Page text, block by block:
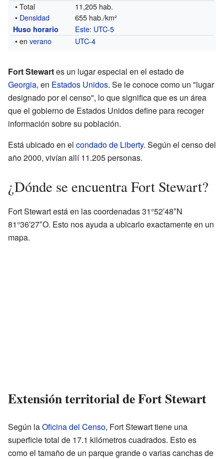
• Total
11,205 hab.
• Densidad 655 hab./km²
Huso horario Este: UTC-5
• enverano UTC-4
Fort Stewartes un lugar especial en el estado de
Georgia, en Estados Unidos. Se le conoce como un "lugar
designado por el censo", lo que significa que es un área
que el gobierno de Estados Unidos define para recoger
información sobre su población.
Está ubicado en el condado de Liberty. Según el censo del
año 2000, vivían allí 11.205 personas.
¿Dónde se encuentra Fort Stewart?
Fort Stewart está en las coordenadas 31°52′48″N
81°36′27″O. Esto nos ayuda a ubicarlo exactamente en un
mapa.
Extensión territorial de Fort Stewart
Según laOficina del Censo, Fort Stewart tiene una
superficie total de 17.1 kilómetros cuadrados. Esto es
como el tamaño de un parque grande o varias canchas de